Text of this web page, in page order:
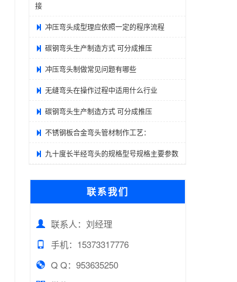
接
冲压弯头成型理应依照一定的程序流程
碳钢弯头生产制造方式 可分成推压
冲压弯头制做常见问题有哪些
无缝弯头在操作过程中适用什么行业
碳钢弯头生产制造方式 可分成推压
不锈钢板合金弯头管材制作工艺：
九十度长半经弯头的规格型号规格主要参数
联系我们
联系人：刘经理
手机：15373317776
Q Q：953635250